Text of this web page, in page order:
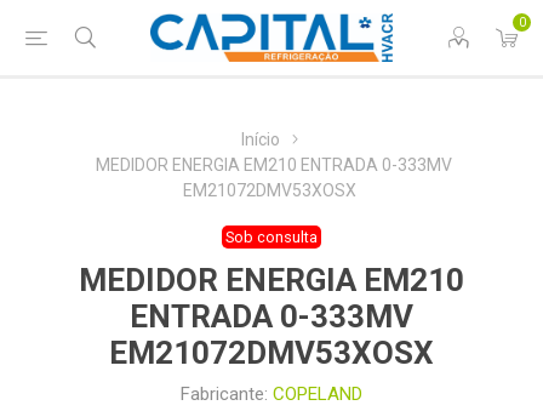
0
Início
MEDIDOR ENERGIA EM210 ENTRADA 0-333MV
EM21072DMV53XOSX
Sob consulta
MEDIDOR ENERGIA EM210
ENTRADA 0-333MV
EM21072DMV53XOSX
Fabricante: COPELAND